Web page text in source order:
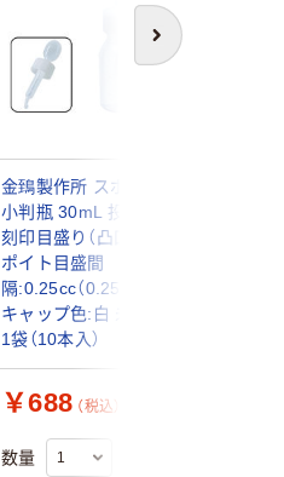
次へ
金鵄製作所 スポイト
小判瓶 30mL 投薬瓶
刻印目盛り（凸凹） ス
ポイト目盛間
隔:0.25cc（0.25ml）
キャップ色:白 未滅菌
1袋（10本入）
￥688 （税込）
数量